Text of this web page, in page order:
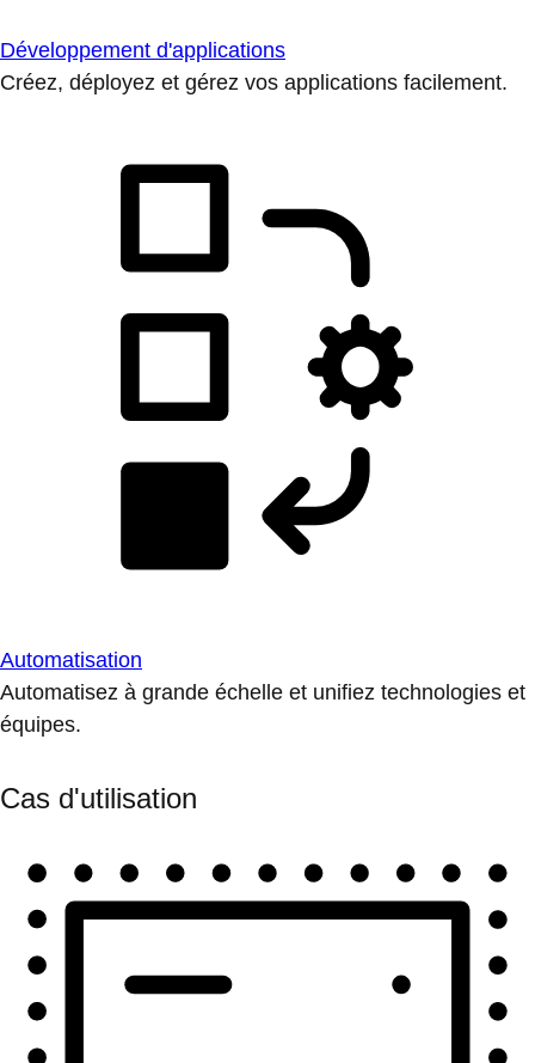
Développement d'applications
Créez, déployez et gérez vos applications facilement.
Automatisation
Automatisez à grande échelle et unifiez technologies et
équipes.
Cas d'utilisation